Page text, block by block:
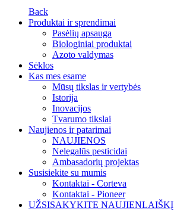
Back
Produktai ir sprendimai
Pasėlių apsauga
Biologiniai produktai
Azoto valdymas
Sėklos
Kas mes esame
Mūsų tikslas ir vertybės
Istorija
Inovacijos
Tvarumo tikslai
Naujienos ir patarimai
NAUJIENOS
Nelegalūs pesticidai
Ambasadorių projektas
Susisiekite su mumis
Kontaktai - Corteva
Kontaktai - Pioneer
UŽSISAKYKITE NAUJIENLAIŠKĮ